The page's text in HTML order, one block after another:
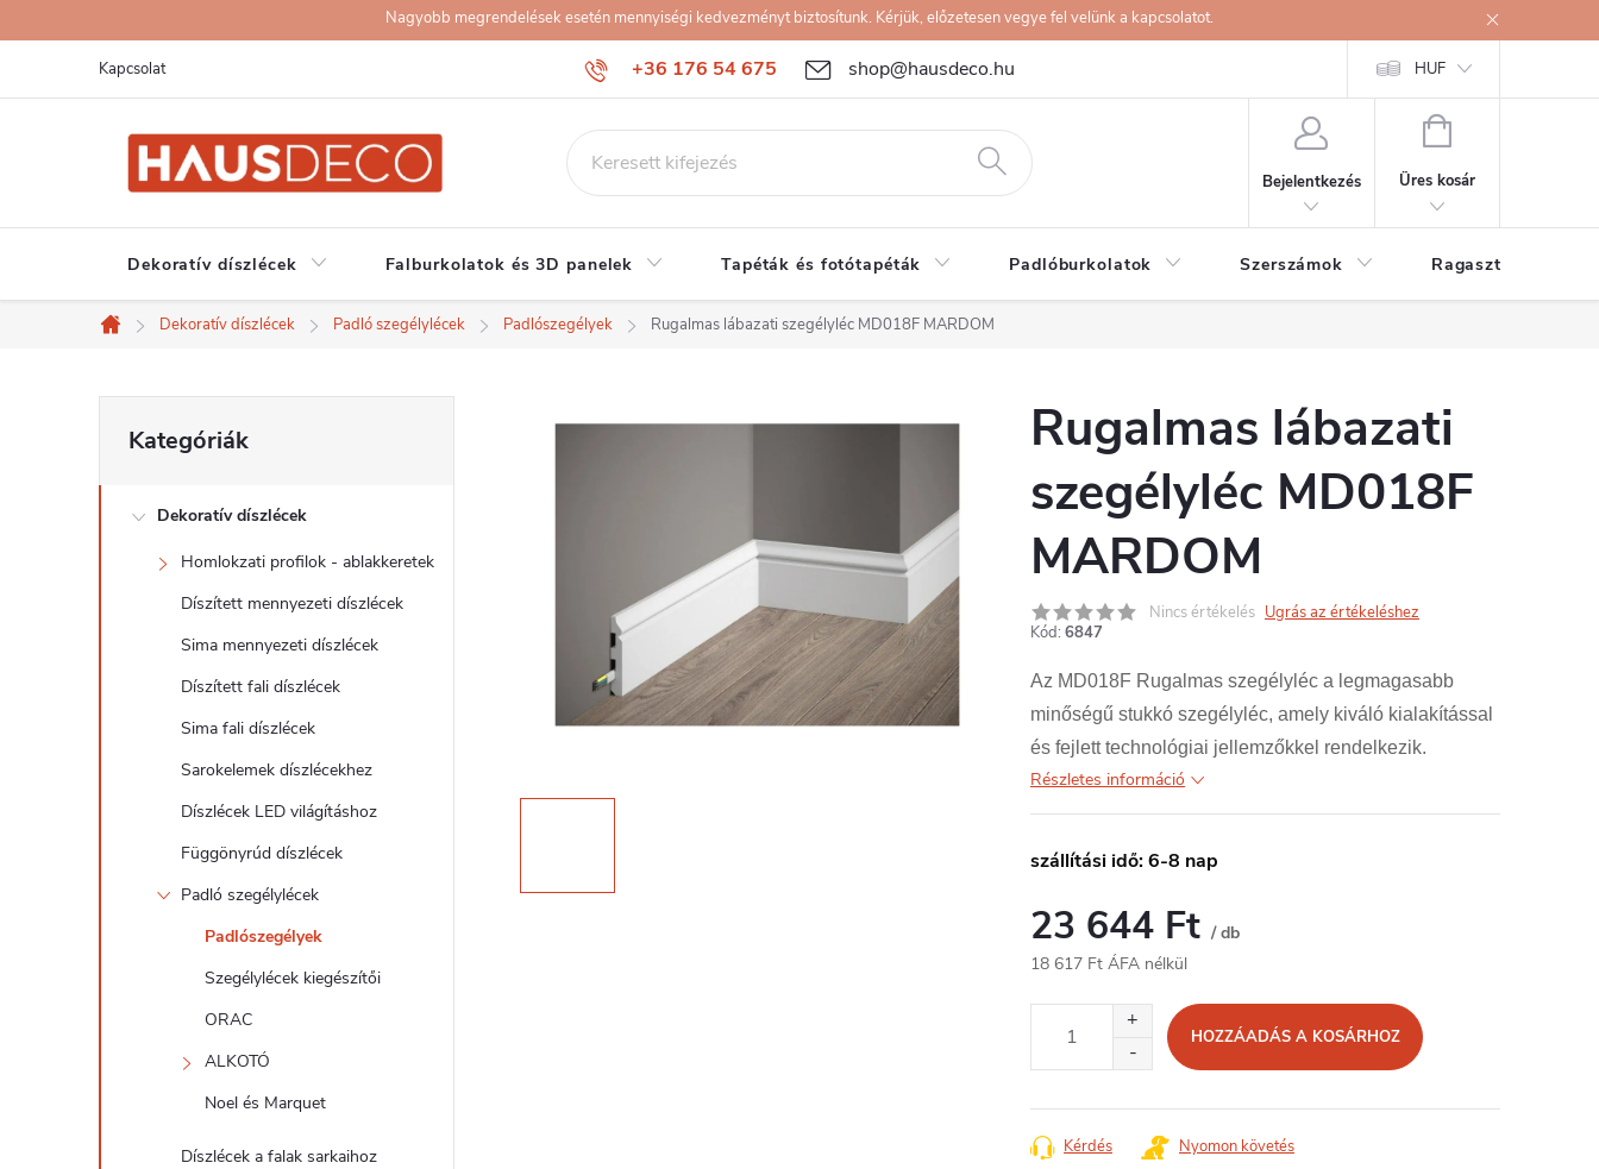
a
Nagyobb megrendelések esetén mennyiségi kedvezményt biztosítunk. Kérjük, előzetesen vegye fel velünk a kapcsolatot.
+36 176 54 675 shop@hausdeco.hu
Kapcsolat HUF
Bejelentkezés
KOSÁR
Üres kosár
Dekoratív díszlécek Falburkolatok és 3D panelek Tapéták és fotótapéták Padlóburkolatok Szerszámok Ragasztók
Kezdőlap
Dekoratív díszlécek Padló szegélylécek Padlószegélyek Rugalmas lábazati szegélyléc MD018F MARDOM
O
l
átugrása
Kategóriák
Dekoratív díszlécek
Homlokzati profilok - ablakkeretek
Díszített mennyezeti díszlécek
Sima mennyezeti díszlécek
Díszített fali díszlécek
Sima fali díszlécek
Sarokelemek díszlécekhez
Díszlécek LED világításhoz
Függönyrúd díszlécek
Padló szegélylécek
Padlószegélyek
Szegélylécek kiegészítői
ORAC
ALKOTÓ
Noel és Marquet
Díszlécek a falak sarkaihoz
Rugalmas lábazati
szegélyléc MD018F
MARDOM
Nincs értékelés Ugrás az értékeléshez
Kód: 6847
Az MD018F Rugalmas szegélyléc a legmagasabb
minőségű stukkó szegélyléc, amely kiváló kialakítással
és fejlett technológiai jellemzőkkel rendelkezik.
Részletes információ
szállítási idő: 6-8 nap
23 644 Ft / db
18 617 Ft ÁFA nélkül
HOZZÁADÁS A KOSÁRHOZ
Kérdés Nyomon követés